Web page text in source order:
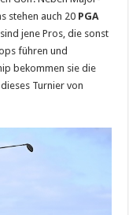
stehen auch 20 PGA
jene Pros, die sonst
führen und
bekommen sie die
Turnier von